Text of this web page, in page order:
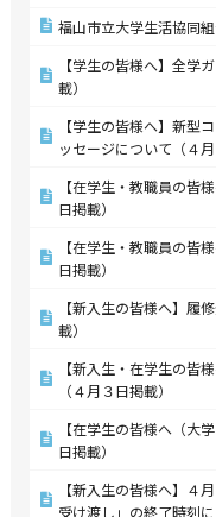
福山市立大学生活協同
【学生の皆様へ】全学
載）
【学生の皆様へ】新型
ッセージについて（４月
【在学生・教職員の皆
日掲載）
【在学生・教職員の皆
日掲載）
【新入生の皆様へ】履
載）
【新入生・在学生の皆
（４月３日掲載）
【在学生の皆様へ（大
日掲載）
【新入生の皆様へ】４
受け渡し」の終了時刻